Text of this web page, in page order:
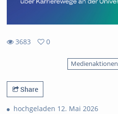
3683
0
Medienaktionen
Share
hochgeladen 12. Mai 2026